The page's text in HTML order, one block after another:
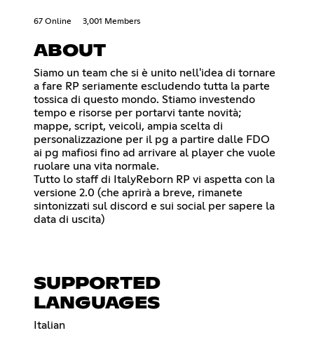
67 Online 3,001 Members
ABOUT
Siamo un team che si è unito nell'idea di tornare
a fare RP seriamente escludendo tutta la parte
tossica di questo mondo. Stiamo investendo
tempo e risorse per portarvi tante novità;
mappe, script, veicoli, ampia scelta di
personalizzazione per il pg a partire dalle FDO
ai pg mafiosi fino ad arrivare al player che vuole
ruolare una vita normale.
Tutto lo staff di ItalyReborn RP vi aspetta con la
versione 2.0 (che aprirà a breve, rimanete
sintonizzati sul discord e sui social per sapere la
data di uscita)
SUPPORTED
LANGUAGES
Italian